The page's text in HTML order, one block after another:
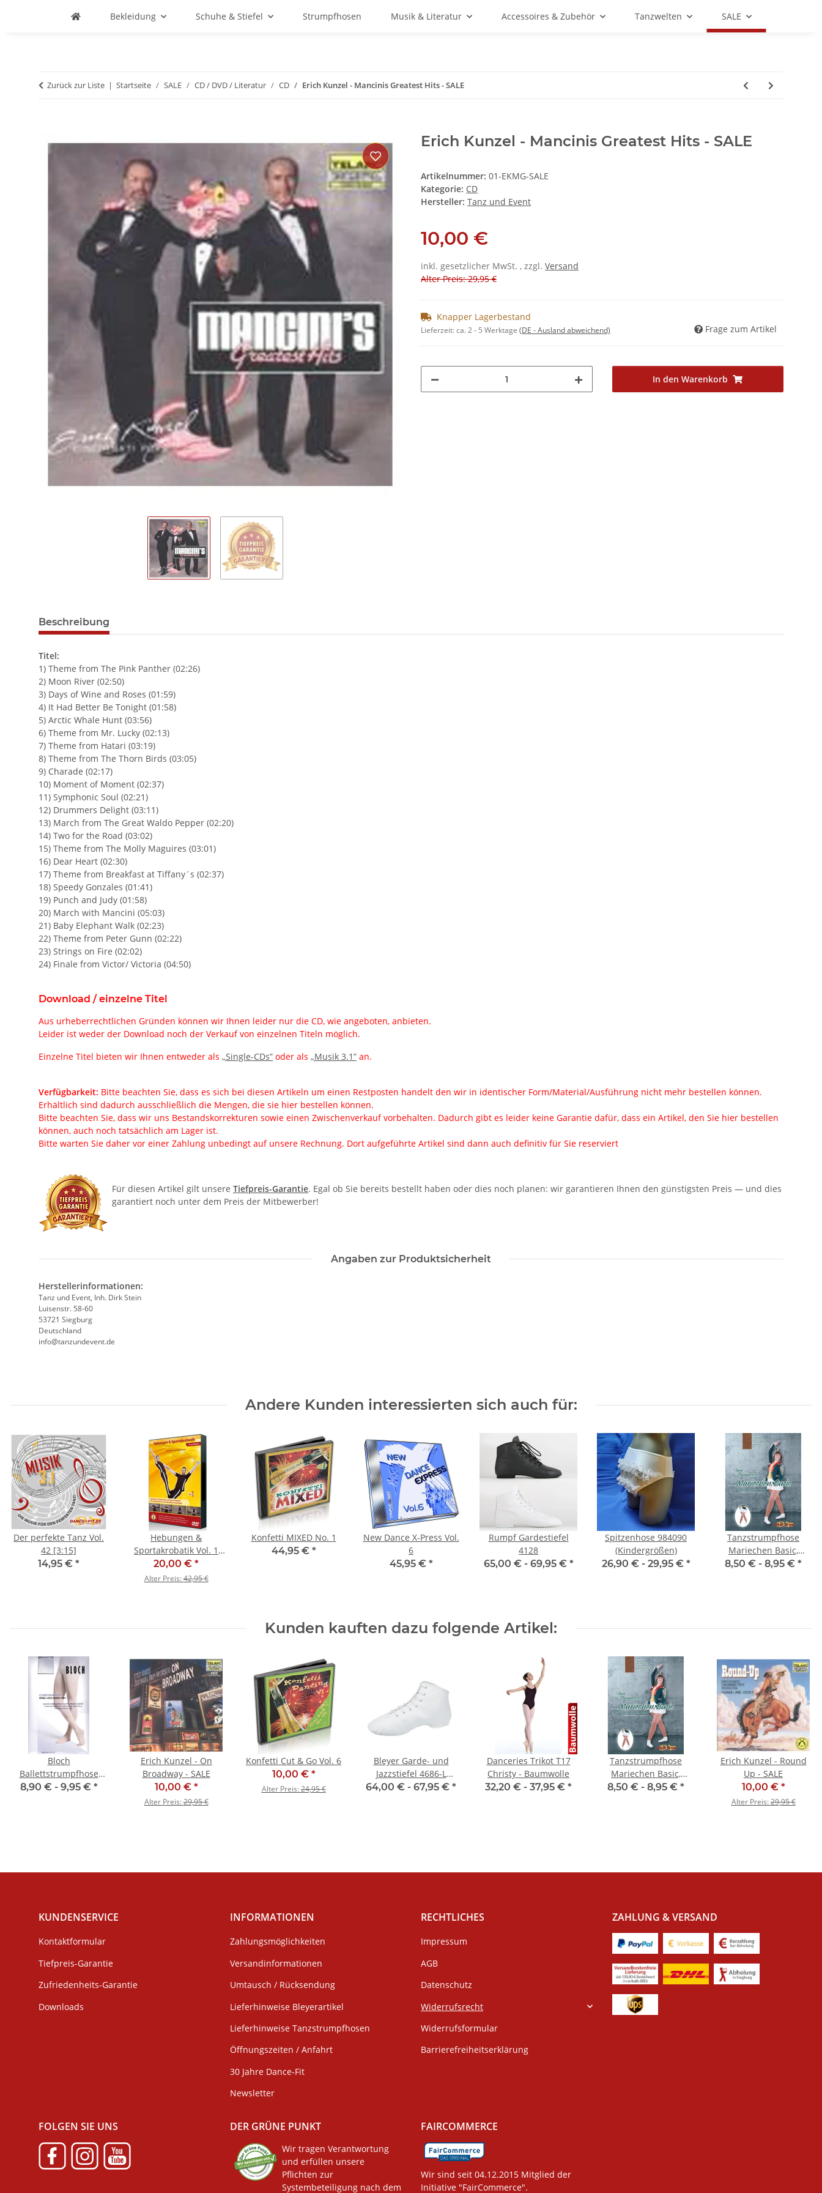
Bekleidung Schuhe & Stiefel Strumpfhosen Musik & Literatur Accessoires & Zubehör Tanzwelten SALE
Zurück zur Liste Startseite SALE CD / DVD / Literatur CD Erich Kunzel - Mancinis Greatest Hits - SALE
Erich Kunzel - Mancinis Greatest Hits - SALE
Artikelnummer: 01-EKMG-SALE
Kategorie: CD
Hersteller: Tanz und Event
10,00 €
inkl. gesetzlicher MwSt. , zzgl. Versand
Alter Preis: 29,95 €
Knapper Lagerbestand
Lieferzeit:ca. 2 - 5 Werktage (DE - Ausland abweichend) Frage zum Artikel
In den Warenkorb
Beschreibung
Titel:
1) Theme from The Pink Panther (02:26)
2) Moon River (02:50)
3) Days of Wine and Roses (01:59)
4) It Had Better Be Tonight (01:58)
5) Arctic Whale Hunt (03:56)
6) Theme from Mr. Lucky (02:13)
7) Theme from Hatari (03:19)
8) Theme from The Thorn Birds (03:05)
9) Charade (02:17)
10) Moment of Moment (02:37)
11) Symphonic Soul (02:21)
12) Drummers Delight (03:11)
13) March from The Great Waldo Pepper (02:20)
14) Two for the Road (03:02)
15) Theme from The Molly Maguires (03:01)
16) Dear Heart (02:30)
17) Theme from Breakfast at Tiffany´s (02:37)
18) Speedy Gonzales (01:41)
19) Punch and Judy (01:58)
20) March with Mancini (05:03)
21) Baby Elephant Walk (02:23)
22) Theme from Peter Gunn (02:22)
23) Strings on Fire (02:02)
24) Finale from Victor/ Victoria (04:50)
Download / einzelne Titel
Aus urheberrechtlichen Gründen können wir Ihnen leider nur die CD, wie angeboten, anbieten.
Leider ist weder der Download noch der Verkauf von einzelnen Titeln möglich.
Einzelne Titel bieten wir Ihnen entweder als „Single-CDs” oder als „Musik 3.1” an.
Verfügbarkeit: Bitte beachten Sie, dass es sich bei diesen Artikeln um einen Restposten handelt den wir in identischer Form/Material/Ausführung nicht mehr bestellen können.
Erhältlich sind dadurch ausschließlich die Mengen, die sie hier bestellen können.
Bitte beachten Sie, dass wir uns Bestandskorrekturen sowie einen Zwischenverkauf vorbehalten. Dadurch gibt es leider keine Garantie dafür, dass ein Artikel, den Sie hier bestellen
können, auch noch tatsächlich am Lager ist.
Bitte warten Sie daher vor einer Zahlung unbedingt auf unsere Rechnung. Dort aufgeführte Artikel sind dann auch definitiv für Sie reserviert
Für diesen Artikel gilt unsere Tiefpreis-Garantie. Egal ob Sie bereits bestellt haben oder dies noch planen: wir garantieren Ihnen den günstigsten Preis — und dies
garantiert noch unter dem Preis der Mitbewerber!
Angaben zur Produktsicherheit
Herstellerinformationen:
Tanz und Event, Inh. Dirk Stein
Luisenstr. 58-60
53721 Siegburg
Deutschland
info@tanzundevent.de
Andere Kunden interessierten sich auch für:
Der perfekte Tanz Vol.
42 [3:15]
14,95 € *
Hebungen &
Sportakrobatik Vol. 1
(Grundlagen) - SALE
20,00 € *
Alter Preis:42,95 €
Konfetti MIXED No. 1
44,95 € *
New Dance X-Press Vol.
6
45,95 € *
Rumpf Gardestiefel
4128
65,00 € - 69,95 € *
Spitzenhose 984090
(Kindergrößen)
26,90 € - 29,95 € *
Tanzstrumpfhose
Mariechen Basic,
Kinder- &
8,50 € - 8,95 € *
Kunden kauften dazu folgende Artikel:
Bloch
Ballettstrumpfhose
T0981 Footed Tight
8,90 € - 9,95 € *
Erich Kunzel - On
Broadway - SALE
10,00 € *
Alter Preis:29,95 €
Konfetti Cut & Go Vol. 6
10,00 € *
Alter Preis:24,95 €
Bleyer Garde- und
Jazzstiefel 4686-L
Ellington (niedriger
64,00 € - 67,95 € *
Danceries Trikot T17
Christy - Baumwolle
32,20 € - 37,95 € *
Tanzstrumpfhose
Mariechen Basic,
Kinder- &
8,50 € - 8,95 € *
Erich Kunzel - Round
Up - SALE
10,00 € *
Alter Preis:29,95 €
KUNDENSERVICE
Kontaktformular
Tiefpreis-Garantie
Zufriedenheits-Garantie
Downloads
INFORMATIONEN
Zahlungsmöglichkeiten
Versandinformationen
Umtausch / Rücksendung
Lieferhinweise Bleyerartikel
Lieferhinweise Tanzstrumpfhosen
Öffnungszeiten / Anfahrt
30 Jahre Dance-Fit
Newsletter
RECHTLICHES
Impressum
AGB
Datenschutz
Widerrufsrecht
Widerrufsformular
Barrierefreiheitserklärung
ZAHLUNG & VERSAND
FOLGEN SIE UNS DER GRÜNE PUNKT
Wir tragen Verantwortung
und erfüllen unsere
Pflichten zur
Systembeteiligung nach dem
FAIRCOMMERCE
Wir sind seit 04.12.2015 Mitglied der
Initiative "FairCommerce".